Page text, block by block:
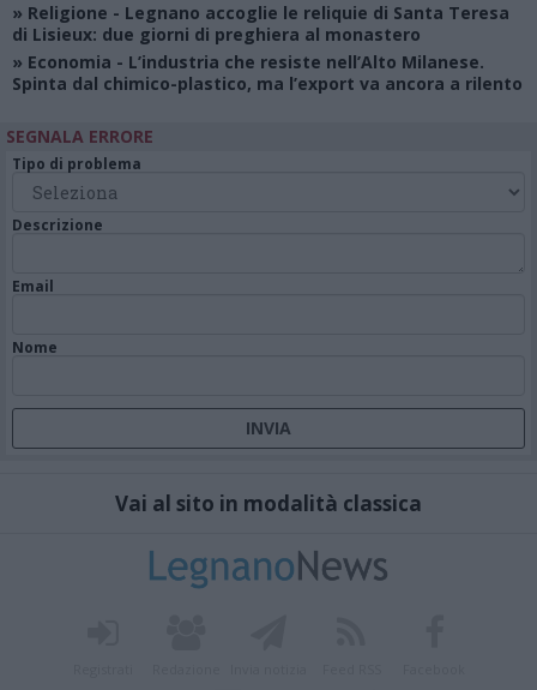
» Religione - Legnano accoglie le reliquie di Santa Teresa
di Lisieux: due giorni di preghiera al monastero
» Economia - L’industria che resiste nell’Alto Milanese.
Spinta dal chimico-plastico, ma l’export va ancora a rilento
SEGNALA ERRORE
Tipo di problema
Descrizione
Email
Nome
Vai al sito in modalità classica